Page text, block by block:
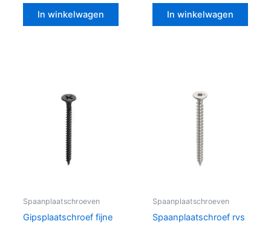
In winkelwagen In winkelwagen
Spaanplaatschroeven
Gipsplaatschroef fijne
Spaanplaatschroeven
Spaanplaatschroef rvs